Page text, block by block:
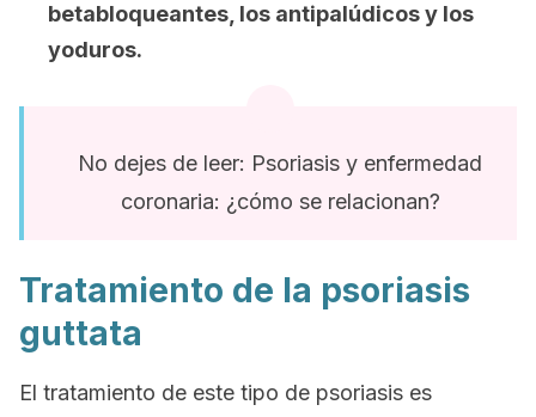
betabloqueantes, los antipalúdicos y los
yoduros.
No dejes de leer: Psoriasis y enfermedad
coronaria: ¿cómo se relacionan?
Tratamiento de la psoriasis
guttata
El tratamiento de este tipo de psoriasis es